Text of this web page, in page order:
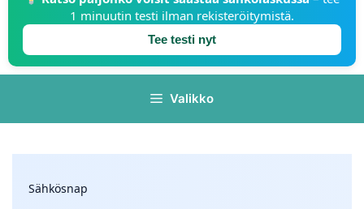
1 minuutin testi ilman rekisteröitymistä.
Tee testi nyt
Valikko
Sähkösnap